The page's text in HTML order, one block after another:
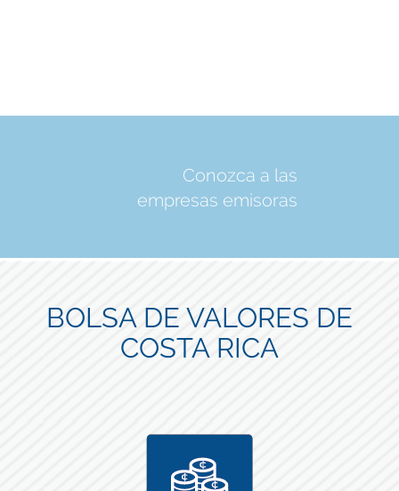
Conozca a las
empresas emisoras
BOLSA DE VALORES DE
COSTA RICA